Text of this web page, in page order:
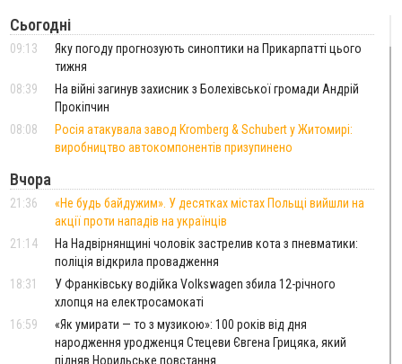
Сьогодні
09:13
Яку погоду прогнозують синоптики на Прикарпатті цього
тижня
08:39
На війні загинув захисник з Болехівської громади Андрій
Прокіпчин
08:08
Росія атакувала завод Kromberg & Schubert у Житомирі:
виробництво автокомпонентів призупинено
Вчора
21:36
«Не будь байдужим». У десятках містах Польщі вийшли на
акції проти нападів на українців
21:14
На Надвірнянщині чоловік застрелив кота з пневматики:
поліція відкрила провадження
18:31
У Франківську водійка Volkswagen збила 12-річного
хлопця на електросамокаті
16:59
«Як умирати — то з музикою»: 100 років від дня
народження уродженця Стецеви Євгена Грицяка, який
підняв Норильське повстання